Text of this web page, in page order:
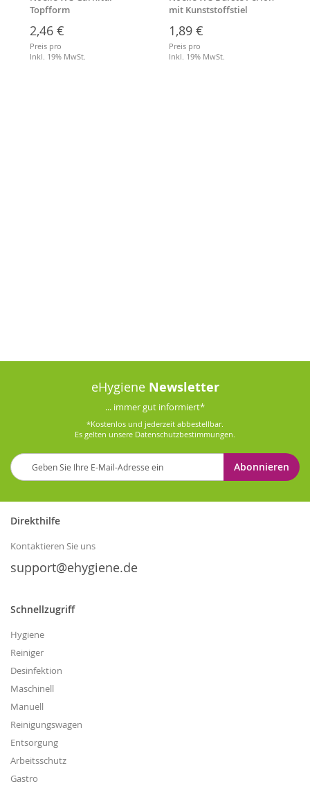
Topfform
2,46 €
Preis pro
Inkl. 19% MwSt.
mit Kunststoffstiel
1,89 €
Preis pro
Inkl. 19% MwSt.
eHygiene Newsletter
... immer gut informiert*
*Kostenlos und jederzeit abbestellbar.
Es gelten unsere Datenschutzbestimmungen.
Melden
Sie
sich
Newsletter
Abonnieren
Direkthilfe
Kontaktieren Sie uns
support@ehygiene.de
Schnellzugriff
Hygiene
Reiniger
Desinfektion
Maschinell
Manuell
Reinigungswagen
Entsorgung
Arbeitsschutz
Gastro